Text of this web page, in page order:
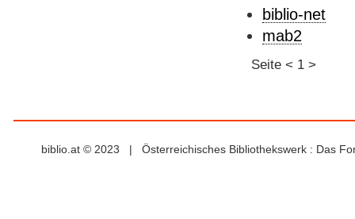
biblio-net
mab2
Seite < 1 >
biblio.at © 2023 | Österreichisches Bibliothekswerk : Das